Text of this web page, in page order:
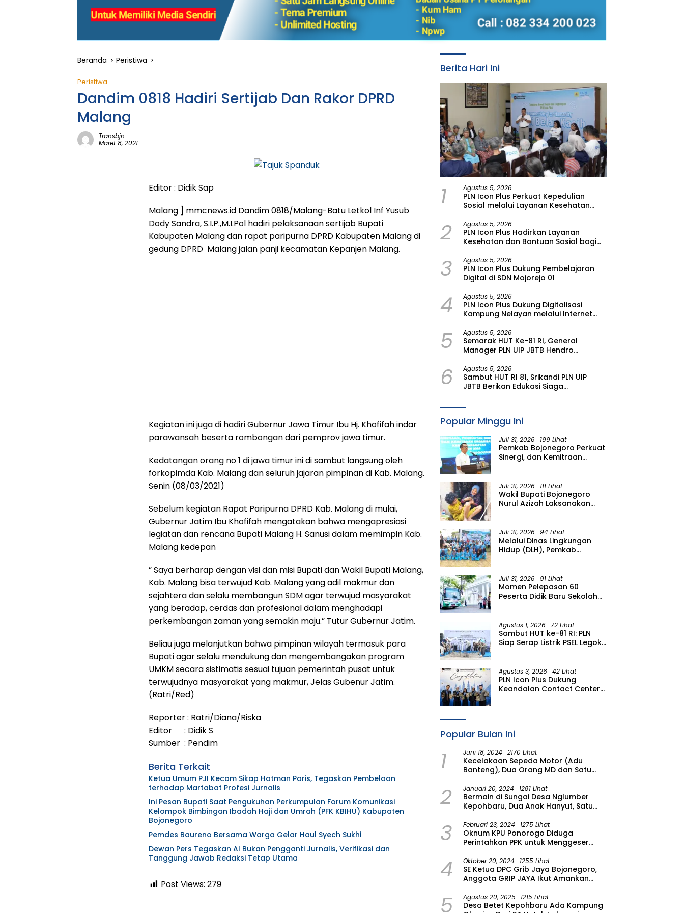
Beranda Peristiwa
Peristiwa
Dandim 0818 Hadiri Sertijab Dan Rakor DPRD
Malang
Transbjn
Maret 8, 2021
Editor : Didik Sap
Malang ] mmcnews.id Dandim 0818/Malang-Batu Letkol Inf Yusub
Dody Sandra, S.I.P.,M.I.Pol hadiri pelaksanaan sertijab Bupati
Kabupaten Malang dan rapat paripurna DPRD Kabupaten Malang di
gedung DPRD Malang jalan panji kecamatan Kepanjen Malang.
Kegiatan ini juga di hadiri Gubernur Jawa Timur Ibu Hj. Khofifah indar
parawansah beserta rombongan dari pemprov jawa timur.
Kedatangan orang no 1 di jawa timur ini di sambut langsung oleh
forkopimda Kab. Malang dan seluruh jajaran pimpinan di Kab. Malang.
Senin (08/03/2021)
Sebelum kegiatan Rapat Paripurna DPRD Kab. Malang di mulai,
Gubernur Jatim Ibu Khofifah mengatakan bahwa mengapresiasi
legiatan dan rencana Bupati Malang H. Sanusi dalam memimpin Kab.
Malang kedepan
” Saya berharap dengan visi dan misi Bupati dan Wakil Bupati Malang,
Kab. Malang bisa terwujud Kab. Malang yang adil makmur dan
sejahtera dan selalu membangun SDM agar terwujud masyarakat
yang beradap, cerdas dan profesional dalam menghadapi
perkembangan zaman yang semakin maju.” Tutur Gubernur Jatim.
Beliau juga melanjutkan bahwa pimpinan wilayah termasuk para
Bupati agar selalu mendukung dan mengembangakan program
UMKM secara sistimatis sesuai tujuan pemerintah pusat untuk
terwujudnya masyarakat yang makmur, Jelas Gubenur Jatim.
(Ratri/Red)
Reporter : Ratri/Diana/Riska
Editor : Didik S
Sumber : Pendim
Berita Terkait
Ketua Umum PJI Kecam Sikap Hotman Paris, Tegaskan Pembelaan
terhadap Martabat Profesi Jurnalis
Ini Pesan Bupati Saat Pengukuhan Perkumpulan Forum Komunikasi
Kelompok Bimbingan Ibadah Haji dan Umrah (PFK KBIHU) Kabupaten
Bojonegoro
Pemdes Baureno Bersama Warga Gelar Haul Syech Sukhi
Dewan Pers Tegaskan AI Bukan Pengganti Jurnalis, Verifikasi dan
Tanggung Jawab Redaksi Tetap Utama
Post Views: 279
Berita Hari Ini
1 Agustus 5, 2026
PLN Icon Plus Perkuat Kepedulian
Sosial melalui Layanan Kesehatan
Lansia di Malang
2 Agustus 5, 2026
PLN Icon Plus Hadirkan Layanan
Kesehatan dan Bantuan Sosial bagi
3 Agustus 5, 2026
PLN Icon Plus Dukung Pembelajaran
Digital di SDN Mojorejo 01
4 Agustus 5, 2026
PLN Icon Plus Dukung Digitalisasi
Kampung Nelayan melalui Internet
5 Agustus 5, 2026
Semarak HUT Ke-81 RI, General
Manager PLN UIP JBTB Hendro
Prestisius
6 Agustus 5, 2026
Sambut HUT RI 81, Srikandi PLN UIP
JBTB Berikan Edukasi Siaga
Komunitas Perempuan Tangguh
Banyuwangi
Popular Minggu Ini
Juli 31, 2026 199 Lihat
Pemkab Bojonegoro Perkuat
Sinergi, dan Kemitraan
Juli 31, 2026 111 Lihat
Wakil Bupati Bojonegoro
Nurul Azizah Laksanakan
Juli 31, 2026 94 Lihat
Melalui Dinas Lingkungan
Hidup (DLH), Pemkab
Pacing
Juli 31, 2026 91 Lihat
Momen Pelepasan 60
Peserta Didik Baru Sekolah
Tahun Ajaran 2026/2027
Agustus 1, 2026 72 Lihat
Sambut HUT ke-81 RI: PLN
Siap Serap Listrik PSEL Legok
Berkelanjutan di Jawa Barat
Agustus 3, 2026 42 Lihat
PLN Icon Plus Dukung
Keandalan Contact Center
Popular Bulan Ini
1 Juni 18, 2024 2170 Lihat
Kecelakaan Sepeda Motor (Adu
Banteng), Dua Orang MD dan Satu
2 Januari 20, 2024 1281 Lihat
Bermain di Sungai Desa Nglumber
Kepohbaru, Dua Anak Hanyut, Satu
Masih Dalam Pencarian
3 Februari 23, 2024 1275 Lihat
Oknum KPU Ponorogo Diduga
Perintahkan PPK untuk Menggeser
Provinsi Asal Partai Gerindra
4 Oktober 20, 2024 1255 Lihat
SE Ketua DPC Grib Jaya Bojonegoro,
Anggota GRIP JAYA Ikut Amankan
Wilayah Bojonegoro
5 Agustus 20, 2025 1215 Lihat
Desa Betet Kepohbaru Ada Kampung